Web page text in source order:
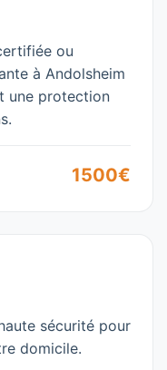
ou
à Andolsheim
une protection
1500€
sécurité pour
domicile.